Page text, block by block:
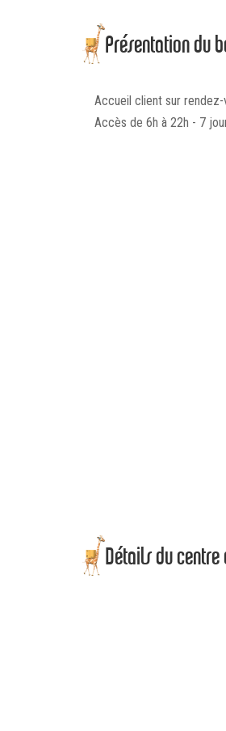
Présentation
Accueil client sur rendez-
Accès de 6h à 22h - 7
Détails du